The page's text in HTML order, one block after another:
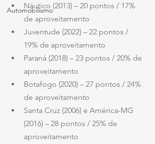
Automobilismo
Náutico (2013) – 20 pontos / 17%
de aproveitamento
Juventude (2022) – 22 pontos /
19% de aproveitamento
Paraná (2018) – 23 pontos / 20% de
aproveitamento
Botafogo (2020) – 27 pontos / 24%
de aproveitamento
Santa Cruz (2006) e América-MG
(2016) – 28 pontos / 25% de
aproveitamento